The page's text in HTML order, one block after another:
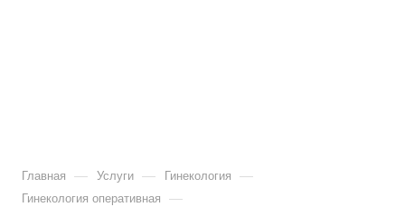
Главная — Услуги — Гинекология —
Гинекология оперативная —